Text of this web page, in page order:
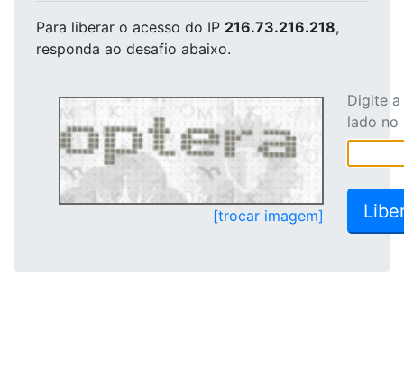
Para liberar o acesso do IP 216.73.216.218,
responda ao desafio abaixo.
[trocar imagem]
Digite
lado no